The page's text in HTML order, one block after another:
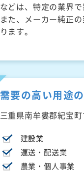
などは、特定の業界
また、メーカー純正
ります。
需要の高い用途
三重県南牟婁郡紀宝町
建設業
運送・配送業
農業・個人事業